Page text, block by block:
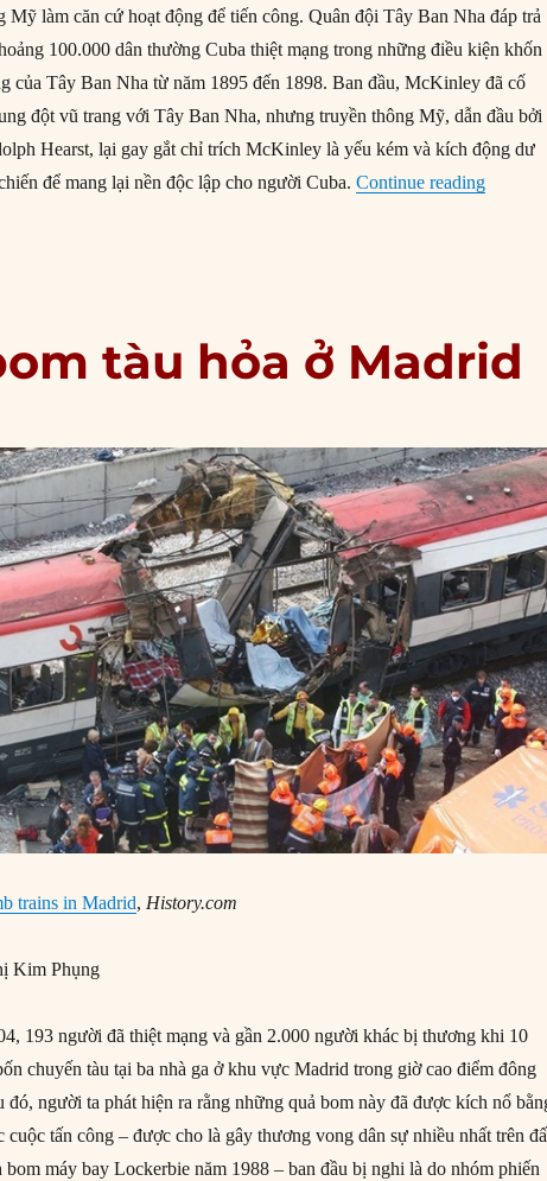
Mỹ làm căn cứ hoạt động để tiến công. Quân đội Tây Ban Nha đáp trả
100.000 dân thường Cuba thiệt mạng trong những điều kiện khốn
của Tây Ban Nha từ năm 1895 đến 1898. Ban đầu, McKinley đã cố
đột vũ trang với Tây Ban Nha, nhưng truyền thông Mỹ, dẫn đầu bởi
Hearst, lại gay gắt chỉ trích McKinley là yếu kém và kích động dư
để mang lại nền độc lập cho người Cuba.Continue reading“11/04/
tàu ​​hỏa ở Madrid
trains in Madrid, History.com
Kim Phụng
193 người đã thiệt mạng và gần 2.000 người khác bị thương khi 10
chuyến tàu tại ba nhà ga ở khu vực Madrid trong giờ cao điểm đông
đó, người ta phát hiện ra rằng những quả bom này đã được kích nổ
cuộc tấn công – được cho là gây thương vong dân sự nhiều nhất trên
máy bay Lockerbie năm 1988 – ban đầu bị nghi là do nhóm phiến